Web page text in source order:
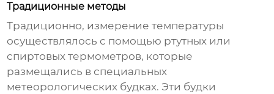
Традиционные методы
Традиционно, измерение температуры
осуществлялось с помощью ртутных или
спиртовых термометров, которые
размещались в специальных
метеорологических будках. Эти будки